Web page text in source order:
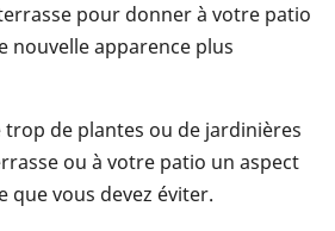
pour donner à votre patio
nouvelle apparence plus
de plantes ou de jardinières
ou à votre patio un aspect
que vous devez éviter.